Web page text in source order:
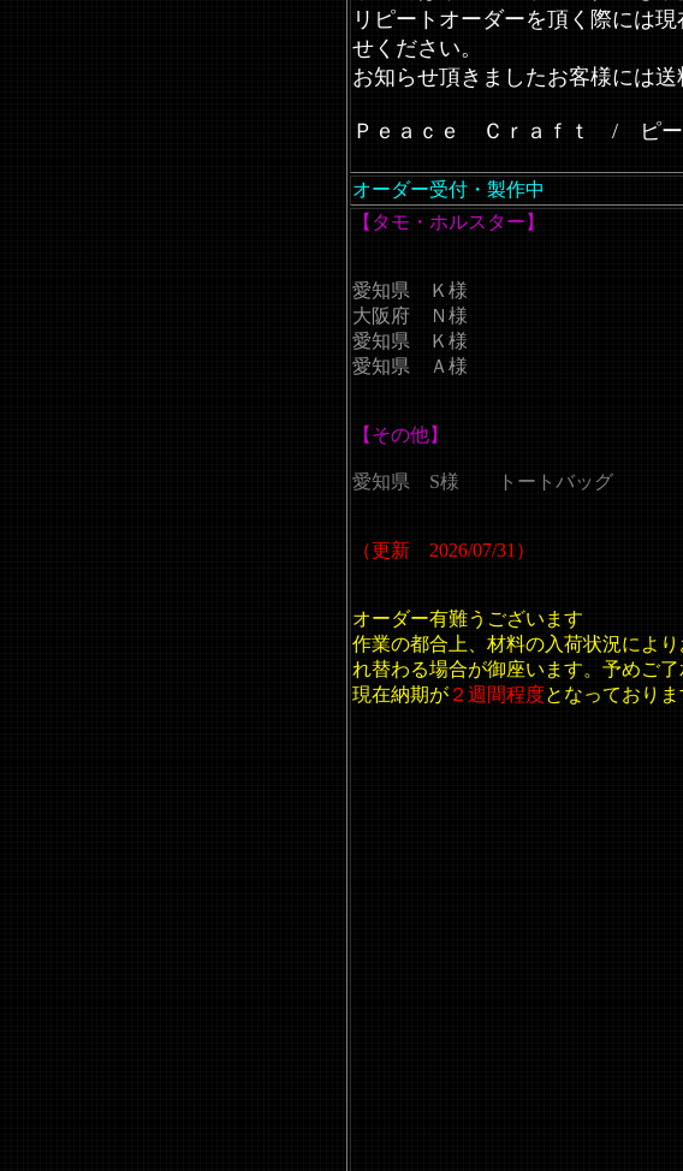
リピートオーダーを頂く際には
せください。
お知らせ頂きましたお客様には送
Ｐｅａｃｅ Ｃｒａｆｔ / ピー
オーダー受付・製作中
【タモ・ホルスター】
愛知県 Ｋ様
大阪府 Ｎ様
愛知県 Ｋ様
愛知県 Ａ様
【その他】
愛知県 S様 トートバッグ
（更新 2026/07/31）
オーダー有難うございます
作業の都合上、材料の入荷状況により
れ替わる場合が御座います。予めご了
現在納期が２週間程度となっておりま